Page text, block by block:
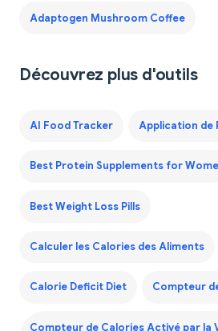
Adaptogen Mushroom Coffee
Découvrez plus d'outils
AI Food Tracker Application de
Best Protein Supplements for
Best Weight Loss Pills
Calculer les Calories des Aliments
Calorie Deficit Diet Compteur
Compteur de Calories Activé par la